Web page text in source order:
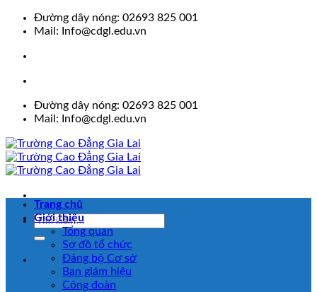
Skip
Đường dây nóng: 02693 825 001
Mail: Info@cdgl.edu.vn
Đường dây nóng: 02693 825 001
Mail: Info@cdgl.edu.vn
Trang chủ
Giới thiệu
Tổng quan
Sơ đồ tổ chức
Đảng bộ Cơ sở
Ban giám hiệu
Công đoàn